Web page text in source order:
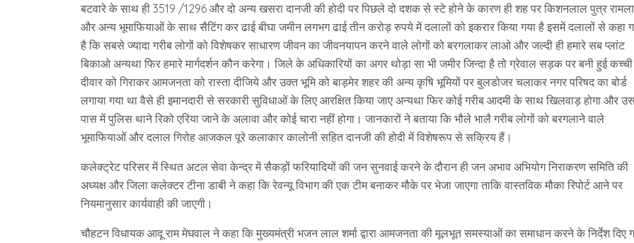
बटवारे के साथ ही 3519 /1296 और दो अन्य खसरा दानजी की होदी पर पिछले दो दशक से स्टे होने के कारण ही शह पर किशनलाल पुत्र
और अन्य भूमाफियाओं के साथ सैटिंग कर ढाई बीघा जमीन लगभग ढाई तीन करोड़ रुपये में दलालों को इकरार किया गया है इसमें दलालों से कहा
है कि सबसे ज्यादा गरीब लोगों को विशेषकर साधारण जीवन का जीवनयापन करने वाले लोगों को बरगलाकर लाओ और जल्दी ही हमारे सब प्लांट
बिकाओ अन्यथा फिर हमारे मार्गदर्शन कौन करेगा। जिले के अधिकारियों का अगर थोड़ा सा भी जमीर जिन्दा है तो ग्रेवाल सड़क पर बनी हुई कच्ची
दीवार को गिराकर आमजनता को रास्ता दीजिये और उक्त भूमि को बाड़मेर शहर की अन्य कृषि भूमियों पर बुलडोजर चलाकर नगर परिषद का बोर्ड
लगाया गया था वैसे ही इमानदारी से सरकारी सुविधाओं के लिए आरक्षित किया जाए अन्यथा फिर कोई गरीब आदमी के साथ खिलवाड़ होगा और
पास में पुलिस थाने रिको एरिया जाने के अलावा और कोई चारा नहीं होगा। जानकारों ने बताया कि भौले भालै गरीब लोगों को बरगलाने वाले
भूमाफियाओं और दलाल गिरोह आजकल पूरे कलाकार कालोनी सहित दानजी की होदी में विशेषरूप से सक्रिय हैं।
कलेक्ट्रेट परिसर में स्थित अटल सेवा केन्द्र में सैकड़ों फरियादियों की जन सुनवाई करने के दौरान ही जन अभाव अभियोग निराकरण समिति की
अध्यक्ष और जिला कलेक्टर टीना डाबी ने कहा कि रेवन्यू विभाग की एक टीम बनाकर मौके पर भेजा जाएगा ताकि वास्तविक मौका रिपोर्ट आने पर
नियमानुसार कार्यवाही की जाएगी।
चौहटन विधायक आदू राम मेघवाल ने कहा कि मुख्यमंत्री भजन लाल शर्मा द्वारा आमजनता की मूलभूत समस्याओं का समाधान करने के निर्देश दिए